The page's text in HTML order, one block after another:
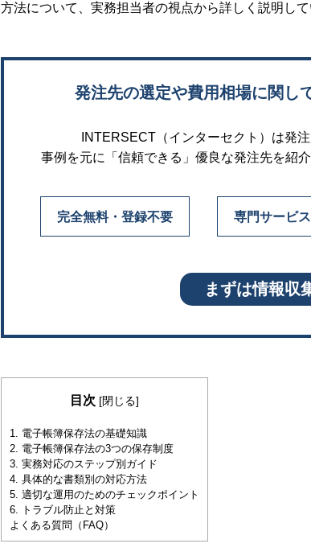
方法について、実務担当者の視点から詳しく説明して
発注先の選定や費用相場に関し
INTERSECT（インターセクト）は発
事例を元に「信頼できる」優良な発注先を紹
完全無料・登録不要 専門サービ
まずは情報収
目次 [閉じる]
1. 電子帳簿保存法の基礎知識
2. 電子帳簿保存法の3つの保存制度
3. 実務対応のステップ別ガイド
4. 具体的な書類別の対応方法
5. 適切な運用のためのチェックポイント
6. トラブル防止と対策
よくある質問（FAQ）